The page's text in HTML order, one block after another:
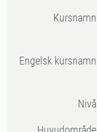
Kursnamn
Engelsk kursnamn
Nivå